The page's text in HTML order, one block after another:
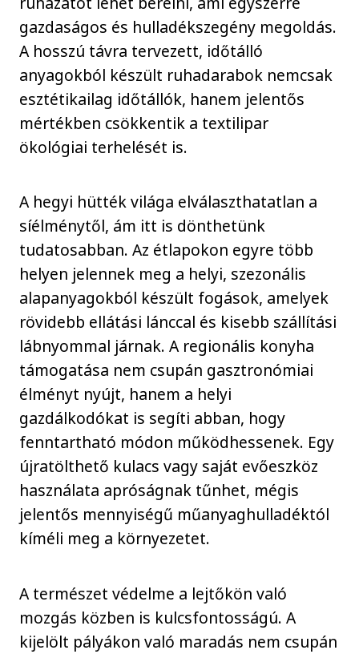
gazdaságos és hulladékszegény megoldás.
A hosszú távra tervezett, időtálló
anyagokból készült ruhadarabok nemcsak
esztétikailag időtállók, hanem jelentős
mértékben csökkentik a textilipar
ökológiai terhelését is.
A hegyi hütték világa elválaszthatatlan a
síélménytől, ám itt is dönthetünk
tudatosabban. Az étlapokon egyre több
helyen jelennek meg a helyi, szezonális
alapanyagokból készült fogások, amelyek
rövidebb ellátási lánccal és kisebb szállítási
lábnyommal járnak. A regionális konyha
támogatása nem csupán gasztronómiai
élményt nyújt, hanem a helyi
gazdálkodókat is segíti abban, hogy
fenntartható módon működhessenek. Egy
újratölthető kulacs vagy saját evőeszköz
használata apróságnak tűnhet, mégis
jelentős mennyiségű műanyaghulladéktól
kíméli meg a környezetet.
A természet védelme a lejtőkön való
mozgás közben is kulcsfontosságú. A
kijelölt pályákon való maradás nem csupán